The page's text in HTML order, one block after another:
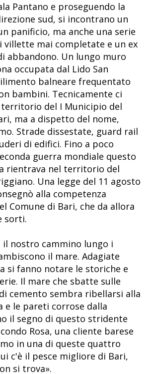
Pantano e proseguendo la
sud, si incontrano un
panificio, ma anche una serie
villette mai completate e un ex
abbandono. Un lungo muro
occupata dal Lido San
balneare frequentato
bambini. Tecnicamente ci
del I Municipio del
ma a dispetto del nome,
Strade dissestate, guard rail
di edifici. Fino a poco
guerra mondiale questo
rientrava nel territorio del
Una legge del 11 agosto
alla competenza
Comune di Bari, che da allora
sorti.
il nostro cammino lungo i
il mare. Adagiate
si fanno notare le storiche e
Il mare che sbatte sulle
cemento sembra ribellarsi alla
e le pareti corrose dalla
il segno di questo stridente
Rosa, una cliente barese
in una di queste quattro
c'è il pesce migliore di Bari,
si trova».